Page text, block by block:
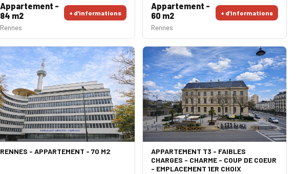
Appartement -
84 m2
+ d'informations
Rennes
Appartement -
60 m2
+ d'informations
Rennes
RENNES - APPARTEMENT - 70 M2
APPARTEMENT T3 - FAIBLES
CHARGES - CHARME - COUP DE COEUR
- EMPLACEMENT 1ER CHOIX